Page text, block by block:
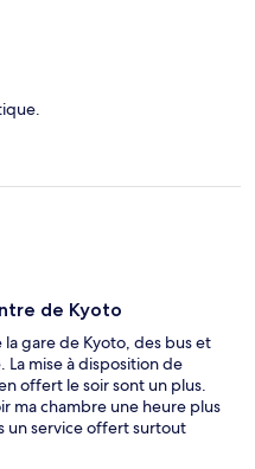
de Kyoto
gare de Kyoto, des bus et
La mise à disposition de
offert le soir sont un plus.
ma chambre une heure plus
un service offert surtout